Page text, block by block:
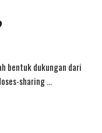
bentuk dukungan dari
sharing …